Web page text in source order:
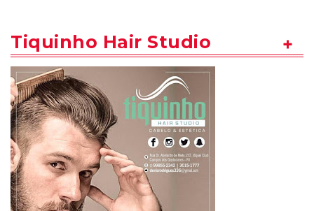
Tiquinho Hair Studio